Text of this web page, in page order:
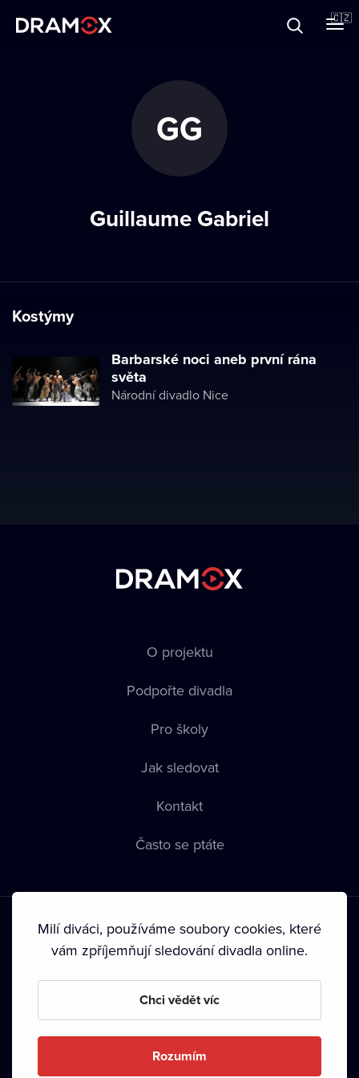
🇨🇿
GG
Guillaume Gabriel
Kostýmy
Barbarské noci aneb první rána
světa
Národní divadlo Nice
O projektu
Podpořte divadla
Pro školy
Jak sledovat
Kontakt
Často se ptáte
Podmínky používání • Ochrana soukromí • Zásady používání
• Autorská práva•
Milí diváci, používáme soubory cookies, které
vám zpříjemňují sledování divadla online.
Chci vědět víc
Rozumím